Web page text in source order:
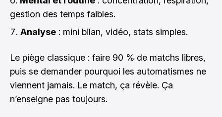
gestion des temps faibles.
Analyse : mini bilan, vidéo, stats simples.
Le piège classique : faire 90 % de matchs libres,
puis se demander pourquoi les automatismes ne
viennent jamais. Le match, ça révèle. Ça
n’enseigne pas toujours.